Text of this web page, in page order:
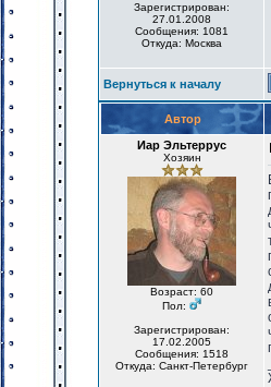
Зарегистрирован:
27.01.2008
Сообщения: 1081
Откуда: Москва
Вернуться к началу
Автор
Иар Эльтеррус
Хозяин
Возраст: 60
Пол:
Зарегистрирован:
17.02.2005
Сообщения: 1518
Откуда: Санкт-Петербург